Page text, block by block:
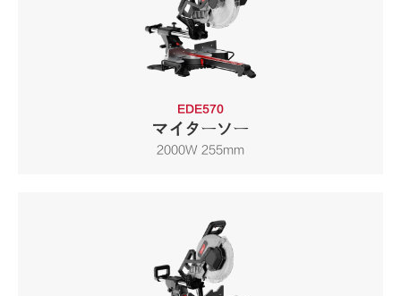
EDE570
マイターソー
2000W 255mm